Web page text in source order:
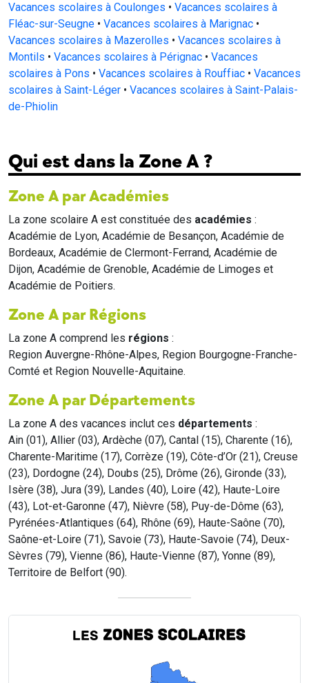
Vacances scolaires à Coulonges • Vacances scolaires à
Fléac-sur-Seugne • Vacances scolaires à Marignac •
Vacances scolaires à Mazerolles • Vacances scolaires à
Montils • Vacances scolaires à Pérignac • Vacances
scolaires à Pons • Vacances scolaires à Rouffiac • Vacances
scolaires à Saint-Léger • Vacances scolaires à Saint-Palais-
de-Phiolin
Qui est dans la Zone A ?
Zone A par Académies
La zone scolaire A est constituée des académies :
Académie de Lyon, Académie de Besançon, Académie de
Bordeaux, Académie de Clermont-Ferrand, Académie de
Dijon, Académie de Grenoble, Académie de Limoges et
Académie de Poitiers.
Zone A par Régions
La zone A comprend les régions :
Region Auvergne-Rhône-Alpes, Region Bourgogne-Franche-
Comté et Region Nouvelle-Aquitaine.
Zone A par Départements
La zone A des vacances inclut ces départements :
Ain (01), Allier (03), Ardèche (07), Cantal (15), Charente (16),
Charente-Maritime (17), Corrèze (19), Côte-d’Or (21), Creuse
(23), Dordogne (24), Doubs (25), Drôme (26), Gironde (33),
Isère (38), Jura (39), Landes (40), Loire (42), Haute-Loire
(43), Lot-et-Garonne (47), Nièvre (58), Puy-de-Dôme (63),
Pyrénées-Atlantiques (64), Rhône (69), Haute-Saône (70),
Saône-et-Loire (71), Savoie (73), Haute-Savoie (74), Deux-
Sèvres (79), Vienne (86), Haute-Vienne (87), Yonne (89),
Territoire de Belfort (90).